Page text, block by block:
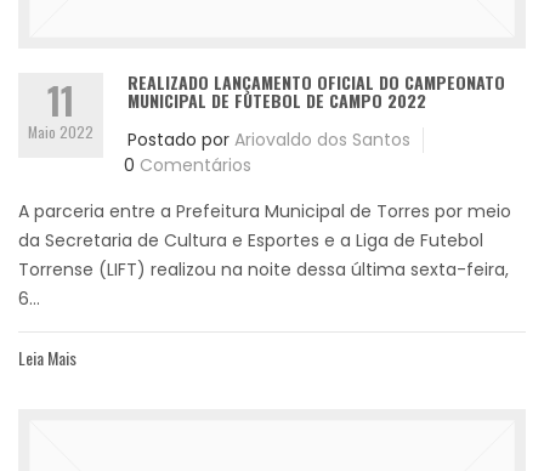
11
Maio 2022
REALIZADO LANÇAMENTO OFICIAL DO CAMPEONATO
MUNICIPAL DE FUTEBOL DE CAMPO 2022
Postado por Ariovaldo dos Santos
0 Comentários
A parceria entre a Prefeitura Municipal de Torres por meio
da Secretaria de Cultura e Esportes e a Liga de Futebol
Torrense (LIFT) realizou na noite dessa última sexta-feira,
6...
Leia Mais